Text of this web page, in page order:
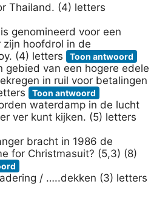
Thailand. (4) letters
genomineerd voor een
hoofdrol in de
(4) letters
Toon antwoord
gebied van een hogere edele
in ruil voor betalingen
Toon antwoord
waterdamp in de lucht
ver kunt kijken. (5) letters
bracht in 1986 de
for Christmasuit? (5,3) (8)
/ …..dekken (3) letters